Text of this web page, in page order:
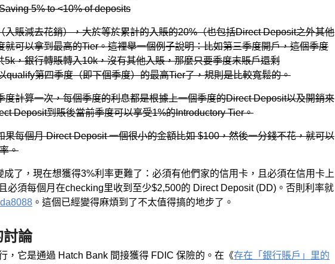
5% to <10% of deposits
入賬減去花銷），大於等於累計的入賬的20%（也包括Direct Deposit之外其他
就可以拿到最高的Tier。這裡舉一個例子說明：比如第三季度開戶，這個季度
5k，銀行轉賬轉入10k，沒有其他入賬，那麼只要季度末賬戶還剩
qualify第四季度（即下個季度）的最高Tier了，規則是比較寬鬆的。
度計算一次，每個季度的利息都是根據上一個季度的Direct Deposit以及開銷來
Deposit到賬後當前季度可以享受1%的Introductory Tier。
果每個月 Direct Deposit 一個很小的金額比如 $100，然後一分錢不花，就可以
。
成了，現在想獲得3%利率更難了：必須有他們家的信用卡，且必須在信用卡上
必須每個月在checking里收到至少$2,500的 Direct Deposit (DD)。否則利率就
。這個已經變得麻煩到了不太值得搞的地步了。
討論
，它是通過 Hatch Bank 間接獲得 FDIC 保險的。在《存在「銀行賬戶」里的